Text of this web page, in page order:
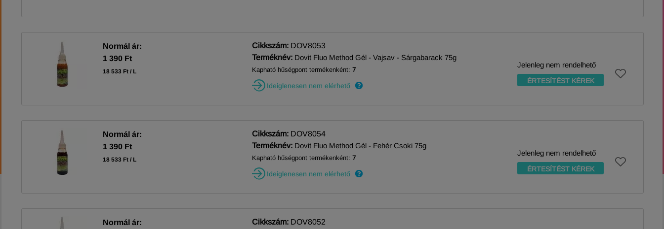
Normál ár:
1 390 Ft
18 533 Ft / L
Cikkszám: DOV8053
Terméknév: Dovit Fluo Method Gél - Vajsav - Sárgabarack 75g
Kapható hűségpont termékenként: 7
Ideiglenesen nem elérhető
Jelenleg nem rendelhető
ÉRTESÍTÉST KÉREK
Normál ár:
1 390 Ft
18 533 Ft / L
Cikkszám: DOV8054
Terméknév: Dovit Fluo Method Gél - Fehér Csoki 75g
Kapható hűségpont termékenként: 7
Ideiglenesen nem elérhető
Jelenleg nem rendelhető
ÉRTESÍTÉST KÉREK
Normál ár:
Cikkszám: DOV8052